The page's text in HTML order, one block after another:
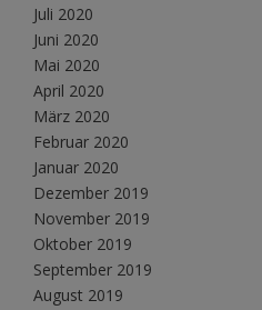
Juli 2020
Juni 2020
Mai 2020
April 2020
März 2020
Februar 2020
Januar 2020
Dezember 2019
November 2019
Oktober 2019
September 2019
August 2019